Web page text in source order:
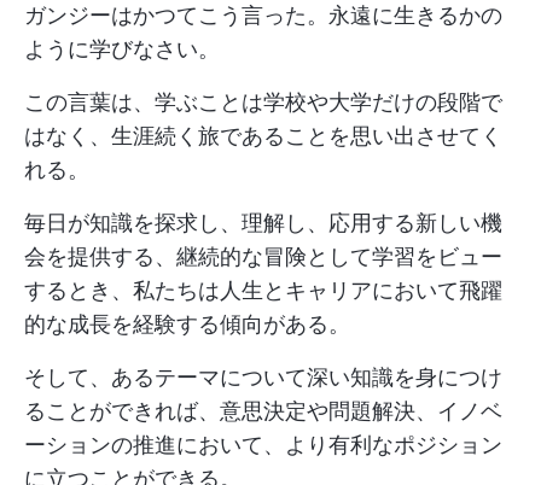
ガンジーはかつてこう言った。永遠に生きるかの
ように学びなさい。
この言葉は、学ぶことは学校や大学だけの段階で
はなく、生涯続く旅であることを思い出させてく
れる。
毎日が知識を探求し、理解し、応用する新しい機
会を提供する、継続的な冒険として学習をビュー
するとき、私たちは人生とキャリアにおいて飛躍
的な成長を経験する傾向がある。
そして、あるテーマについて深い知識を身につけ
ることができれば、意思決定や問題解決、イノベ
ーションの推進において、より有利なポジション
に立つことができる。